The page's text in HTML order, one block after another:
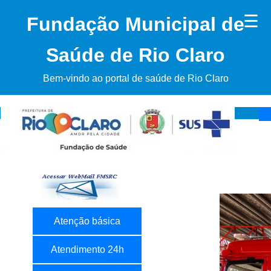
Fundação Municipal de
Saúde de Rio Claro
Bem-vindo ao portal de saúde de Rio Claro
☰
Atenção básica
Atendimento 24h